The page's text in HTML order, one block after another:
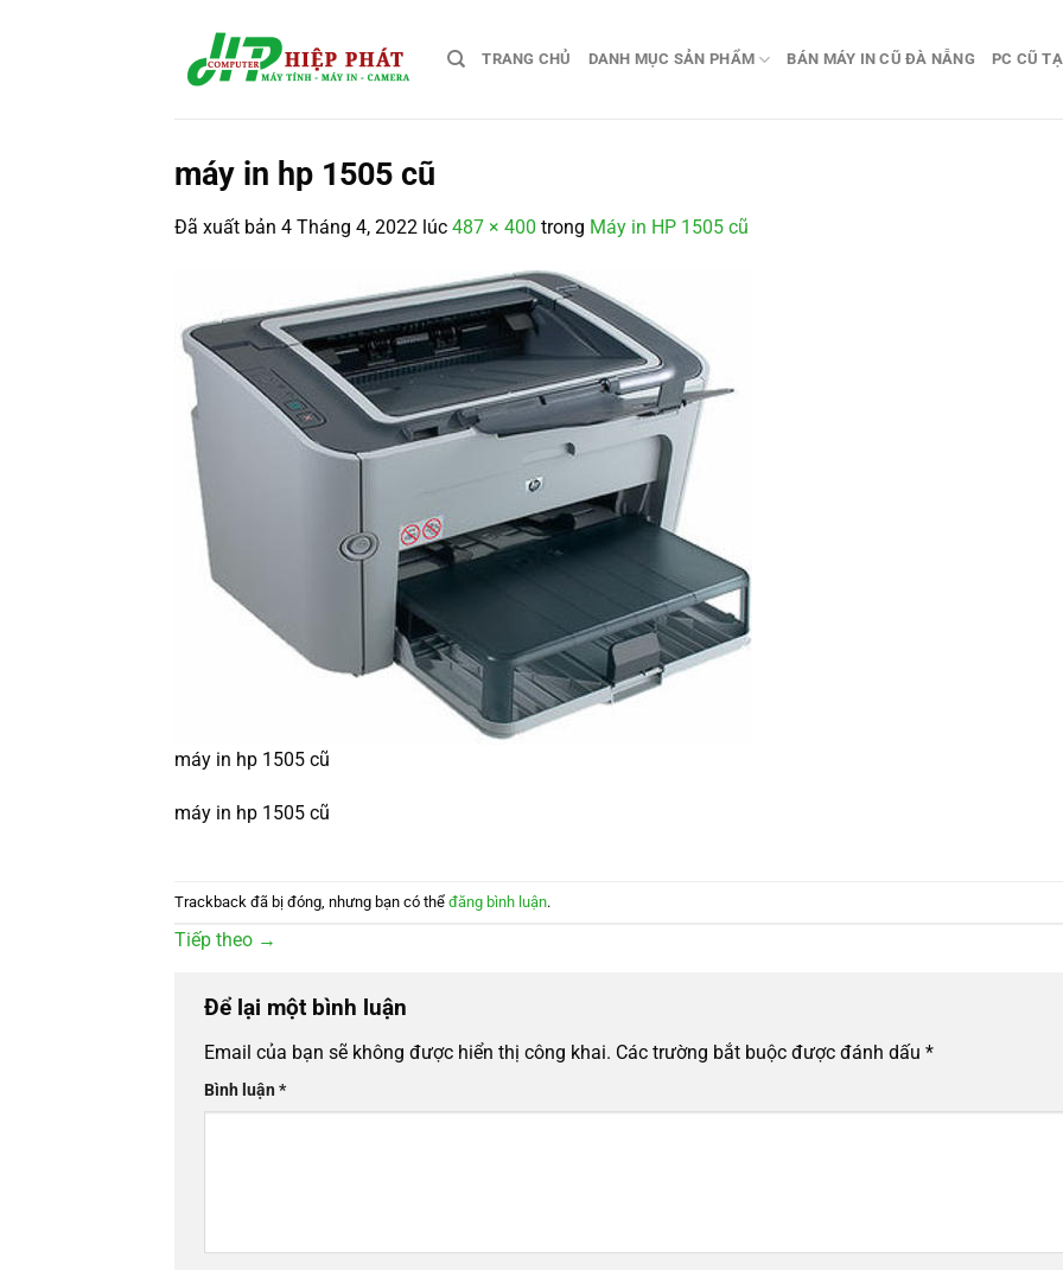
TRANG CHỦ DANH MỤC SẢN PHẨM BÁN MÁY IN CŨ ĐÀ NẴNG PC CŨ
máy in hp 1505 cũ
Đã xuất bản 4 Tháng 4, 2022 lúc 487 × 400 trong Máy in HP 1505 cũ
máy in hp 1505 cũ
máy in hp 1505 cũ
Trackback đã bị đóng, nhưng bạn có thể đăng bình luận.
Tiếp theo →
Để lại một bình luận
Email của bạn sẽ không được hiển thị công khai. Các trường bắt buộc được đánh dấu *
Bình luận*